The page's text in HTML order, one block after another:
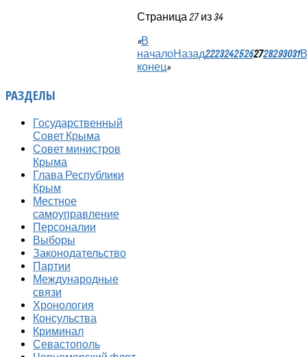
Страница 27 из 34
«В
началоНазад22232425262728293031
конец»
РАЗДЕЛЫ
Государственный
Совет Крыма
Совет министров
Крыма
Глава Республики
Крым
Местное
самоуправление
Персоналии
Выборы
Законодательство
Партии
Международные
связи
Хронология
Консульства
Криминал
Севастополь